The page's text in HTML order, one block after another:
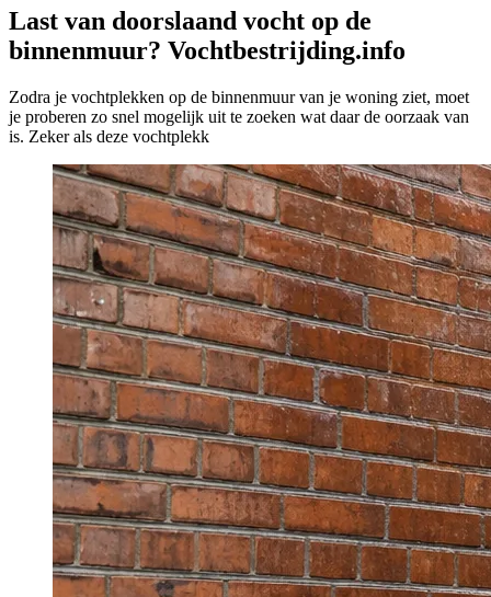
Last van doorslaand vocht op de
binnenmuur? Vochtbestrijding.info
Zodra je vochtplekken op de binnenmuur van je woning ziet, moet
je proberen zo snel mogelijk uit te zoeken wat daar de oorzaak van
is. Zeker als deze vochtplekk